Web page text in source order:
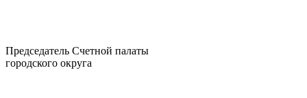
Председатель Счетной палаты
городского округа